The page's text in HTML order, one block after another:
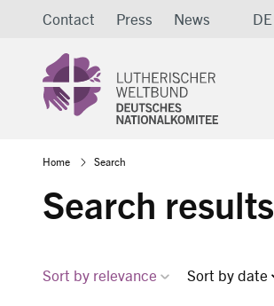
Skip
main
content
Contact Press News DE
Breadcrumb
Home Search
Search results
Sort by relevance Sort by date